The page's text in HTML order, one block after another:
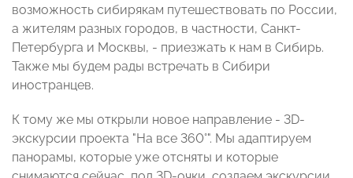
возможность сибирякам путешествовать по России,
а жителям разных городов, в частности, Санкт-
Петербурга и Москвы, - приезжать к нам в Сибирь.
Также мы будем рады встречать в Сибири
иностранцев.
К тому же мы открыли новое направление - 3D-
экскурсии проекта "На все 360°". Мы адаптируем
панорамы, которые уже отсняты и которые